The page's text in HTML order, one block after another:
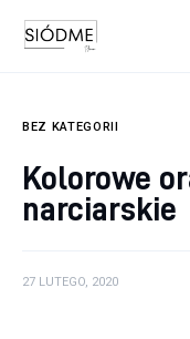
Uroda
BEZ KATEGORII
Kolorowe
narciarskie
27 LUTEGO, 2020